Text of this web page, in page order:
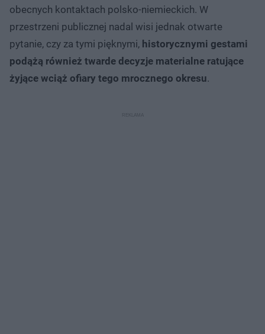
obecnych kontaktach polsko-niemieckich. W
przestrzeni publicznej nadal wisi jednak otwarte
pytanie, czy za tymi pięknymi, historycznymi gestami
podążą również twarde decyzje materialne ratujące
żyjące wciąż ofiary tego mrocznego okresu.